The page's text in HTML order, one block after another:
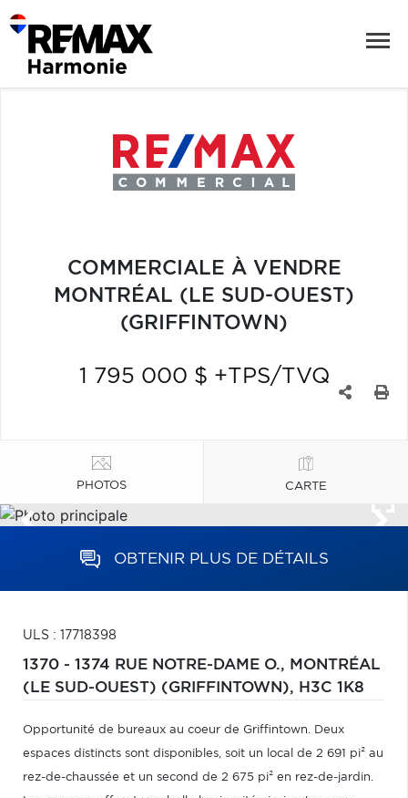
COMMERCIALE À VENDRE
MONTRÉAL (LE SUD-OUEST)
(GRIFFINTOWN)
1 795 000 $ +TPS/TVQ
PHOTOS CARTE
OBTENIR PLUS DE DÉTAILS
ULS : 17718398
1370 - 1374 RUE NOTRE-DAME O., MONTRÉAL
(LE SUD-OUEST) (GRIFFINTOWN), H3C 1K8
Opportunité de bureaux au coeur de Griffintown. Deux
espaces distincts sont disponibles, soit un local de 2 691 pi² au
rez-de-chaussée et un second de 2 675 pi² en rez-de-jardin.